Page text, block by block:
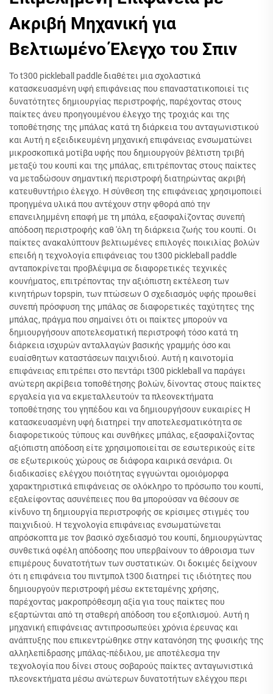
Ακριβή Μηχανική για
Βελτιωμένο Έλεγχο του Σπιν
Το t300 pickleball paddle διαθέτει μια σχολαστικά
κατασκευασμένη υφή επιφάνειας που επαναστατικοποιεί τις
δυνατότητες δημιουργίας περιστροφής, παρέχοντας στους
παίκτες άνευ προηγουμένου έλεγχο της τροχιάς και της
τοποθέτησης της μπάλας κατά τη διάρκεια του ανταγωνιστικού
και Αυτή η εξειδικευμένη μηχανική επιφάνειας ενσωματώνει
μικροσκοπικά μοτίβα υφής που δημιουργούν βέλτιστη τριβή
μεταξύ του κουπί και της μπάλας, επιτρέποντας στους παίκτες
να μεταδώσουν σημαντική περιστροφή διατηρώντας ακριβή
κατευθυντήριο έλεγχο. Η σύνθεση της επιφάνειας χρησιμοποιεί
προηγμένα υλικά που αντέχουν στην φθορά από την
επανειλημμένη επαφή με τη μπάλα, εξασφαλίζοντας συνεπή
απόδοση περιστροφής καθ 'όλη τη διάρκεια ζωής του κουπί. Οι
παίκτες ανακαλύπτουν βελτιωμένες επιλογές ποικιλίας βολών
επειδή η τεχνολογία επιφάνειας του t300 pickleball paddle
ανταποκρίνεται προβλέψιμα σε διαφορετικές τεχνικές
κουνήματος, επιτρέποντας την αξιόπιστη εκτέλεση των
κινητήρων topspin, των πτώσεων Ο σχεδιασμός υφής προωθεί
συνεπή πρόσφυση της μπάλας σε διαφορετικές ταχύτητες της
μπάλας, πράγμα που σημαίνει ότι οι παίκτες μπορούν να
δημιουργήσουν αποτελεσματική περιστροφή τόσο κατά τη
διάρκεια ισχυρών ανταλλαγών βασικής γραμμής όσο και
ευαίσθητων καταστάσεων παιχνιδιού. Αυτή η καινοτομία
επιφάνειας επιτρέπει στο πεντάρι t300 pickleball να παράγει
ανώτερη ακρίβεια τοποθέτησης βολών, δίνοντας στους παίκτες
εργαλεία για να εκμεταλλευτούν τα πλεονεκτήματα
τοποθέτησης του γηπέδου και να δημιουργήσουν ευκαιρίες Η
κατασκευασμένη υφή διατηρεί την αποτελεσματικότητα σε
διαφορετικούς τύπους και συνθήκες μπάλας, εξασφαλίζοντας
αξιόπιστη απόδοση είτε χρησιμοποιείται σε εσωτερικούς είτε
σε εξωτερικούς χώρους σε διάφορα καιρικά σενάρια. Οι
διαδικασίες ελέγχου ποιότητας εγγυώνται ομοιόμορφα
χαρακτηριστικά επιφάνειας σε ολόκληρο το πρόσωπο του κουπί,
εξαλείφοντας ασυνέπειες που θα μπορούσαν να θέσουν σε
κίνδυνο τη δημιουργία περιστροφής σε κρίσιμες στιγμές του
παιχνιδιού. Η τεχνολογία επιφάνειας ενσωματώνεται
απρόσκοπτα με τον βασικό σχεδιασμό του κουπί, δημιουργώντας
συνθετικά οφέλη απόδοσης που υπερβαίνουν το άθροισμα των
επιμέρους δυνατοτήτων των συστατικών. Οι δοκιμές δείχνουν
ότι η επιφάνεια του πιντμπολ t300 διατηρεί τις ιδιότητες που
δημιουργούν περιστροφή μέσω εκτεταμένης χρήσης,
παρέχοντας μακροπρόθεσμη αξία για τους παίκτες που
εξαρτώνται από τη σταθερή απόδοση του εξοπλισμού. Αυτή η
μηχανική επιφάνειας αντιπροσωπεύει χρόνια έρευνας και
ανάπτυξης που επικεντρώθηκε στην κατανόηση της φυσικής της
αλληλεπίδρασης μπάλας-πέδιλου, με αποτέλεσμα την
τεχνολογία που δίνει στους σοβαρούς παίκτες ανταγωνιστικά
πλεονεκτήματα μέσω ανώτερων δυνατοτήτων ελέγχου περι